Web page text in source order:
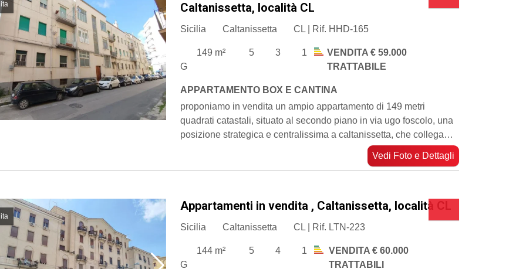
Caltanissetta, località CL
Sicilia Caltanissetta CL | Rif. HHD-165
149 m² 5 3
1
G
VENDITA € 59.000
TRATTABILE
APPARTAMENTO BOX E CANTINA
proponiamo in vendita un ampio appartamento di 149 metri
quadrati catastali, situato al secondo piano in via ugo foscolo, una
posizione strategica e centralissima a caltanissetta, che collega…
Vedi Foto e Dettagli
Appartamenti in vendita , Caltanissetta, località CL
Sicilia Caltanissetta CL | Rif. LTN-223
144 m² 5 4
1
G
VENDITA € 60.000
TRATTABILI